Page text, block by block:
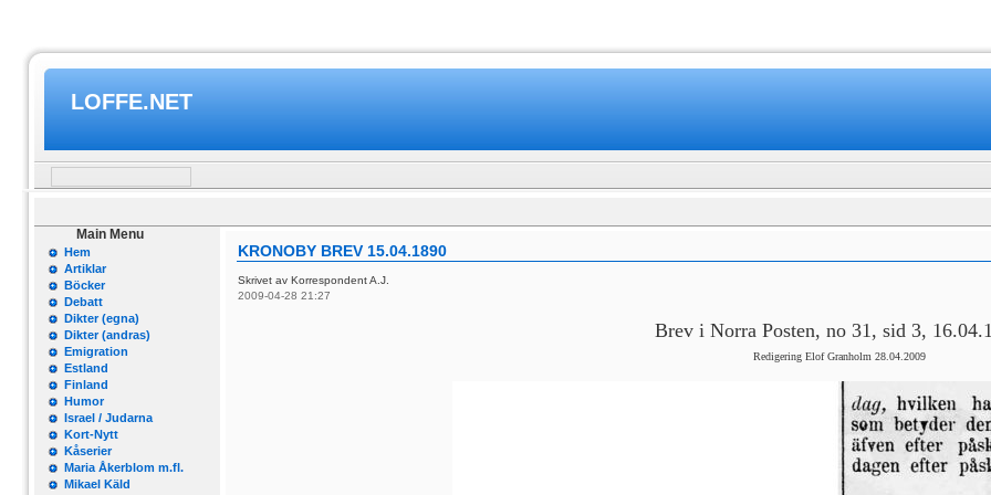
LOFFE.NET
Main Menu
Hem
Artiklar
Böcker
Debatt
Dikter (egna)
Dikter (andras)
Emigration
Estland
Finland
Humor
Israel / Judarna
Kort-Nytt
Kåserier
Maria Åkerblom m.fl.
Mikael Käld
KRONOBY BREV 15.04.1890
Skrivet av Korrespondent A.J.
2009-04-28 21:27
Brev i Norra Posten, no 31, sid 3,
Redigering Elof Granholm 28.04.2009